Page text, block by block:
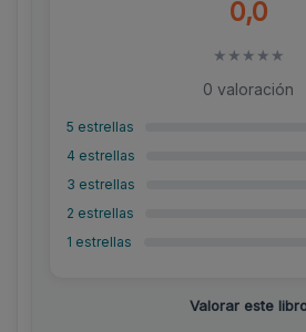
0,0
★ ★ ★ ★ ★
0 valoración
5 estrellas
4 estrellas
3 estrellas
2 estrellas
1 estrellas
Valorar este